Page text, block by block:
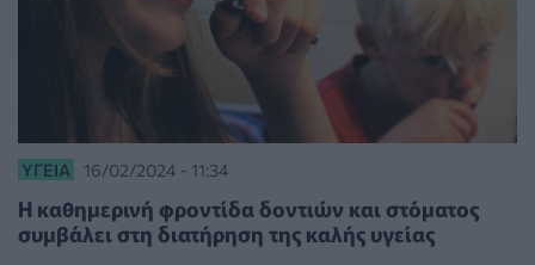
ΥΓΕΊΑ 16/02/2024 - 11:34
Η καθημερινή φροντίδα δοντιών και στόματος
συμβάλει στη διατήρηση της καλής υγείας